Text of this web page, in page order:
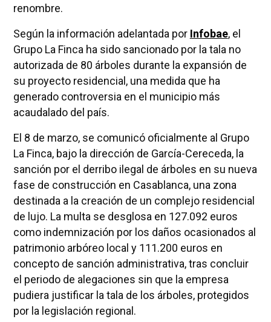
renombre.
Según la información adelantada por Infobae, el
Grupo La Finca ha sido sancionado por la tala no
autorizada de 80 árboles durante la expansión de
su proyecto residencial, una medida que ha
generado controversia en el municipio más
acaudalado del país.
El 8 de marzo, se comunicó oficialmente al Grupo
La Finca, bajo la dirección de García-Cereceda, la
sanción por el derribo ilegal de árboles en su nueva
fase de construcción en Casablanca, una zona
destinada a la creación de un complejo residencial
de lujo. La multa se desglosa en 127.092 euros
como indemnización por los daños ocasionados al
patrimonio arbóreo local y 111.200 euros en
concepto de sanción administrativa, tras concluir
el periodo de alegaciones sin que la empresa
pudiera justificar la tala de los árboles, protegidos
por la legislación regional.